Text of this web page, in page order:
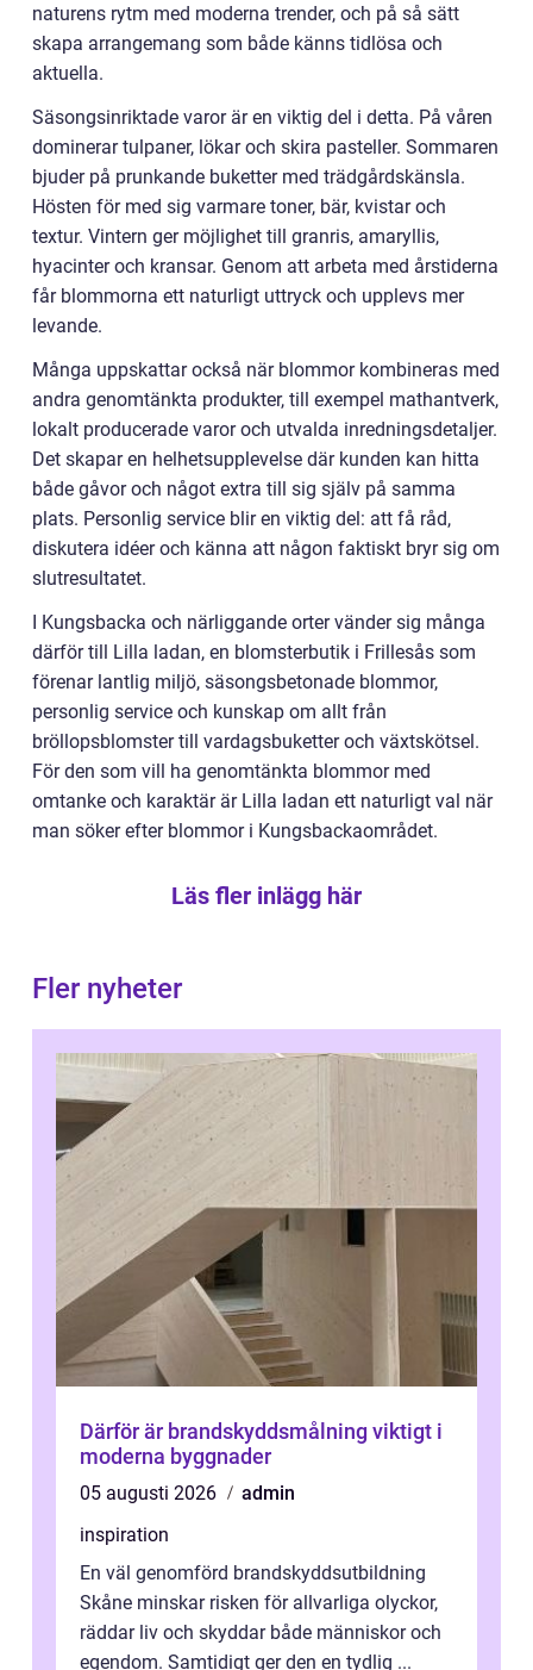
naturens rytm med moderna trender, och på så sätt
skapa arrangemang som både känns tidlösa och
aktuella.
Säsongsinriktade varor är en viktig del i detta. På våren
dominerar tulpaner, lökar och skira pasteller. Sommaren
bjuder på prunkande buketter med trädgårdskänsla.
Hösten för med sig varmare toner, bär, kvistar och
textur. Vintern ger möjlighet till granris, amaryllis,
hyacinter och kransar. Genom att arbeta med årstiderna
får blommorna ett naturligt uttryck och upplevs mer
levande.
Många uppskattar också när blommor kombineras med
andra genomtänkta produkter, till exempel mathantverk,
lokalt producerade varor och utvalda inredningsdetaljer.
Det skapar en helhetsupplevelse där kunden kan hitta
både gåvor och något extra till sig själv på samma
plats. Personlig service blir en viktig del: att få råd,
diskutera idéer och känna att någon faktiskt bryr sig om
slutresultatet.
I Kungsbacka och närliggande orter vänder sig många
därför till Lilla ladan, en blomsterbutik i Frillesås som
förenar lantlig miljö, säsongsbetonade blommor,
personlig service och kunskap om allt från
bröllopsblomster till vardagsbuketter och växtskötsel.
För den som vill ha genomtänkta blommor med
omtanke och karaktär är Lilla ladan ett naturligt val när
man söker efter blommor i Kungsbackaområdet.
Läs fler inlägg här
Fler nyheter
Därför är brandskyddsmålning viktigt i
moderna byggnader
05 augusti 2026
admin
inspiration
En väl genomförd brandskyddsutbildning
Skåne minskar risken för allvarliga olyckor,
räddar liv och skyddar både människor och
egendom. Samtidigt ger den en tydlig ...